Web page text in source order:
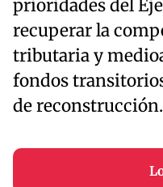
prioridades del
recuperar la
tributaria y
fondos
de reconstrucción.